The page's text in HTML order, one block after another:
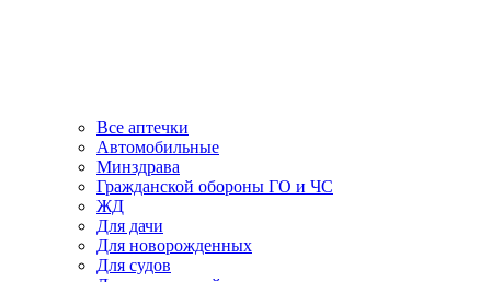
Все аптечки
Автомобильные
Минздрава
Гражданской обороны ГО и ЧС
ЖД
Для дачи
Для новорожденных
Для судов